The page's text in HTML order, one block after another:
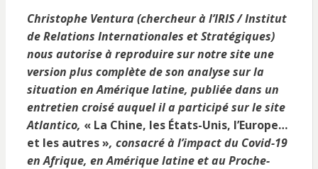
Christophe Ventura (chercheur à l’IRIS / Institut
de Relations Internationales et Stratégiques)
nous autorise à reproduire sur notre site une
version plus complète de son analyse sur la
situation en Amérique latine, publiée dans un
entretien croisé auquel il a participé sur le site
Atlantico, « La Chine, les États-Unis, l’Europe…
et les autres », consacré à l’impact du Covid-19
en Afrique, en Amérique latine et au Proche-